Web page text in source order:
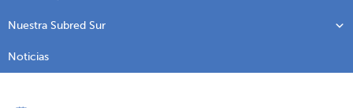
Nuestra Subred Sur
Noticias